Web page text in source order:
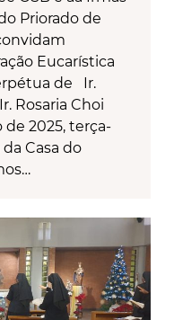
Priorado de
Eucarística
de Ir.
Rosaria Choi
de 2025, terça-
da Casa do